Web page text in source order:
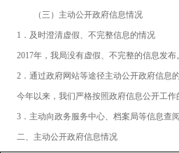
（三）主动公开政府信息情况
1．及时澄清虚假、不完整信息的情况
2017年，我局没有虚假、不完整的信息发布。
2．通过政府网站等途径主动公开政府信息
今年以来，我们严格按照政府信息公开工作
3．主动向政务服务中心、档案局等信息查阅
二、主动公开政府信息情况